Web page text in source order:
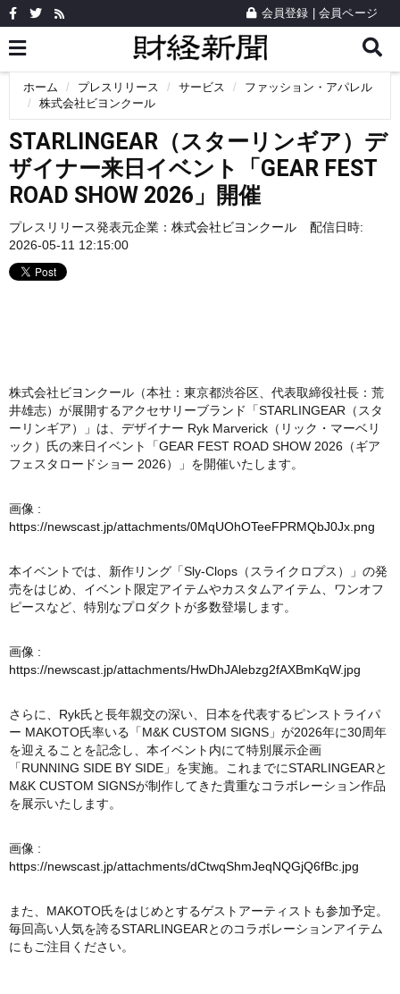
会員登録 会員ページ
ホーム プレスリリース サービス
ファッション・アパレル
株式会社ビヨンクール
STARLINGEAR（スターリンギア）デ
ザイナー来日イベント「GEAR FEST
ROAD SHOW 2026」開催
プレスリリース発表元企業： 株式会社ビヨンクール
配信日時:
2026-05-11 12:15:00
株式会社ビヨンクール（本社：東京都渋谷区、代表取締役社長：荒
井雄志）が展開するアクセサリーブランド「STARLINGEAR（スタ
ーリンギア）」は、デザイナー Ryk Marverick（リック・マーベリ
ック）氏の来日イベント「GEAR FEST ROAD SHOW 2026（ギア
フェスタロードショー 2026）」を開催いたします。
画像 :
https://newscast.jp/attachments/0MqUOhOTeeFPRMQbJ0Jx.png
本イベントでは、新作リング「Sly-Clops（スライクロプス）」の発
売をはじめ、イベント限定アイテムやカスタムアイテム、ワンオフ
ピースなど、特別なプロダクトが多数登場します。
画像 :
https://newscast.jp/attachments/HwDhJAlebzg2fAXBmKqW.jpg
さらに、Ryk氏と長年親交の深い、日本を代表するピンストライパ
ー MAKOTO氏率いる「M&K CUSTOM SIGNS」が2026年に30周年
を迎えることを記念し、本イベント内にて特別展示企画
「RUNNING SIDE BY SIDE」を実施。これまでにSTARLINGEARと
M&K CUSTOM SIGNSが制作してきた貴重なコラボレーション作品
を展示いたします。
画像 :
https://newscast.jp/attachments/dCtwqShmJeqNQGjQ6fBc.jpg
また、MAKOTO氏をはじめとするゲストアーティストも参加予定。
毎回高い人気を誇るSTARLINGEARとのコラボレーションアイテム
にもご注目ください。